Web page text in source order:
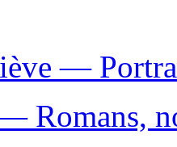
—
Romans,